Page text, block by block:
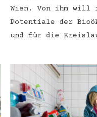
Wien. Von ihm will
Potentiale der
und für die